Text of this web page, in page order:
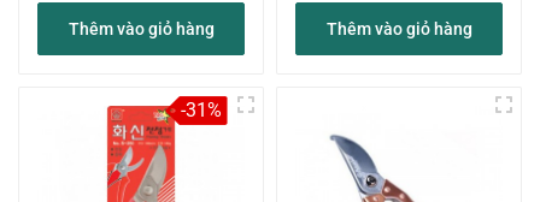
Thêm vào giỏ hàng Thêm vào giỏ hàng
-31%